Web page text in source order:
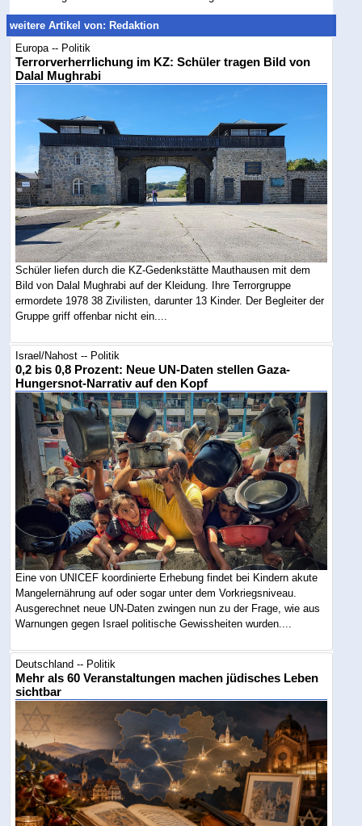
weitere Artikel von: Redaktion
Europa -- Politik
Terrorverherrlichung im KZ: Schüler tragen Bild von
Dalal Mughrabi
Schüler liefen durch die KZ-Gedenkstätte Mauthausen mit dem
Bild von Dalal Mughrabi auf der Kleidung. Ihre Terrorgruppe
ermordete 1978 38 Zivilisten, darunter 13 Kinder. Der Begleiter der
Gruppe griff offenbar nicht ein....
Israel/Nahost -- Politik
0,2 bis 0,8 Prozent: Neue UN-Daten stellen Gaza-
Hungersnot-Narrativ auf den Kopf
Eine von UNICEF koordinierte Erhebung findet bei Kindern akute
Mangelernährung auf oder sogar unter dem Vorkriegsniveau.
Ausgerechnet neue UN-Daten zwingen nun zu der Frage, wie aus
Warnungen gegen Israel politische Gewissheiten wurden....
Deutschland -- Politik
Mehr als 60 Veranstaltungen machen jüdisches Leben
sichtbar